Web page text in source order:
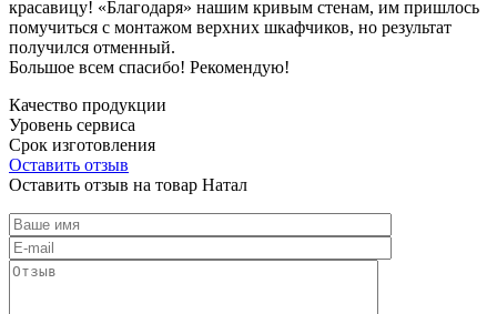
красавицу! «Благодаря» нашим кривым стенам, им пришлось
помучиться с монтажом верхних шкафчиков, но результат
получился отменный.
Большое всем спасибо! Рекомендую!
Качество продукции
Уровень сервиса
Срок изготовления
Оставить отзыв
Оставить отзыв на товар Натал